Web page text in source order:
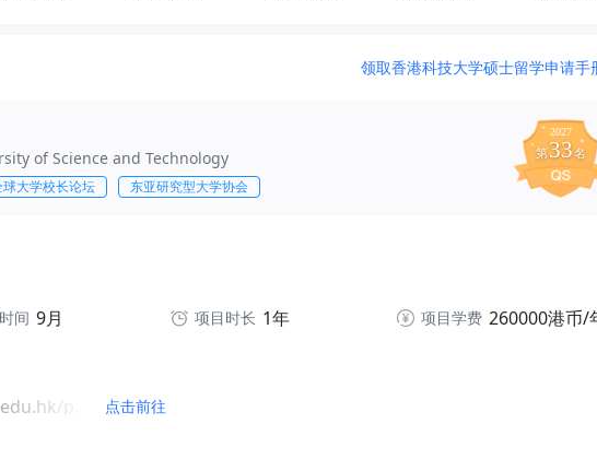
领取香港科技大学硕士留学申请手
of Science and Technology
球大学校长论坛 东亚研究型大学协会
2027
第33名
间 9月 项目时长 1年 项目学费 260000港币/
点击前往